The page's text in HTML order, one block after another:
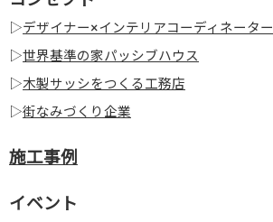
▷デザイナー×インテリアコーディネーター
▷世界基準の家パッシブハウス
▷木製サッシをつくる工務店
▷街なみづくり企業
施工事例
イベント